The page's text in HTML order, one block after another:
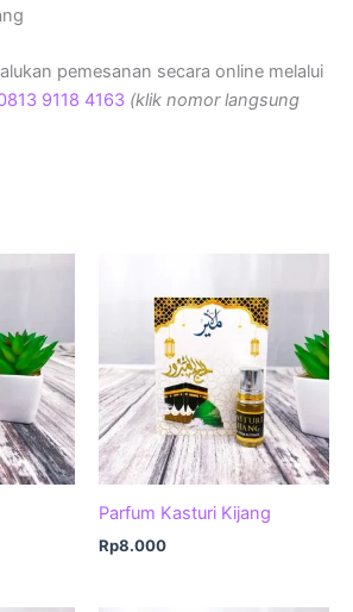
pemesanan secara online melalui
9118 4163 (klik nomor langsung
Parfum Kasturi Kijang
Rp8.000